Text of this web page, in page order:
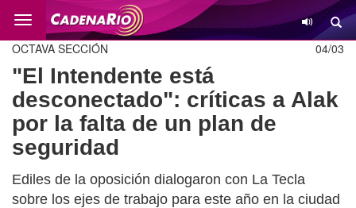
Cambio
04/03
OCTAVA SECCIÓN
"El Intendente está
desconectado": críticas a Alak
por la falta de un plan de
seguridad
Ediles de la oposición dialogaron con La Tecla
sobre los ejes de trabajo para este año en la ciudad